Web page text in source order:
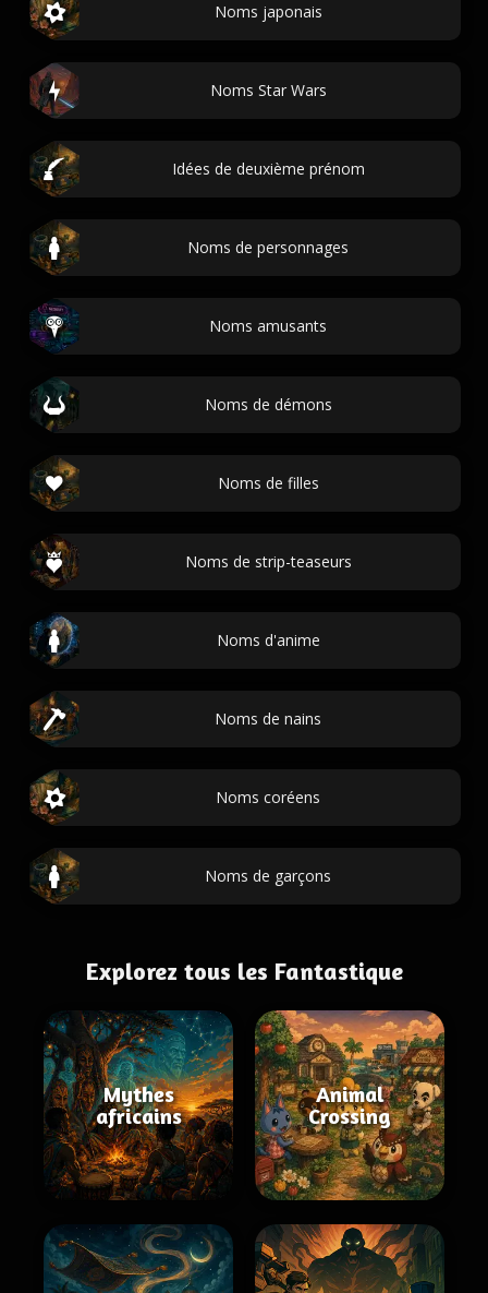
Noms japonais
Noms Star Wars
Idées de deuxième prénom
Noms de personnages
Noms amusants
Noms de démons
Noms de filles
Noms de strip-teaseurs
Noms d'anime
Noms de nains
Noms coréens
Noms de garçons
Explorez tous les Fantastique
Mythes
africains
Animal
Crossing